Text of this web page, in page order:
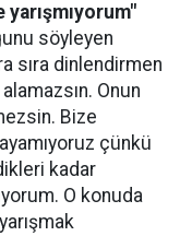
söyleyen
sıra dinlendirmen
Onun
Bize
çünkü
kadar
O konuda